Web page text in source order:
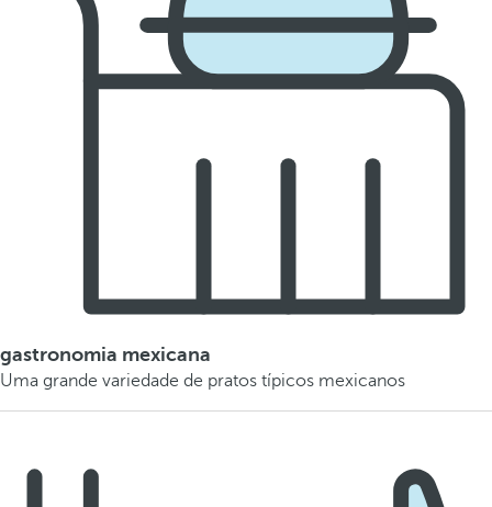
gastronomia mexicana
Uma grande variedade de pratos típicos mexicanos